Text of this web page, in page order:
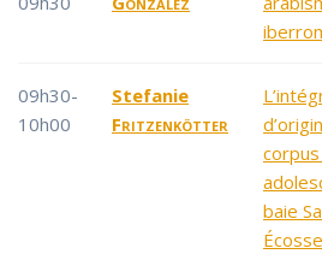
09h30-
10h00
Stefanie
Fritzenkötter
baie